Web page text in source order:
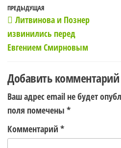
Навигация
по
записям
Предыдущая
запись
ПРЕДЫДУЩАЯ
Литвинова и Познер
извинились перед
Евгением Смирновым
Добавить комментарий
Ваш адрес email не будет
поля помечены *
Комментарий *